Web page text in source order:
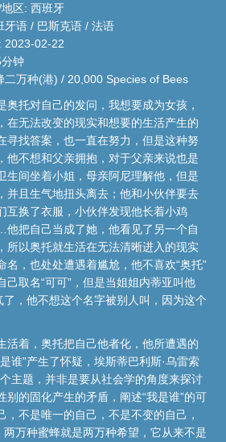
区: 西班牙
牙语 / 巴斯克语 / 法语
2023-02-22
钟
二万种(港) / 20,000 Species of Bees
奥托对自己的发问，我想要成为女孩，
在无法改变的现实和想要的生活产生的
寻找答案，也一直在努力，但是这种努
他不想和父亲拥抱，对于父亲来说也是
生间坐着小姐，母亲阿尼理解他，但是
并且生气地扭头离去；他和小伙伴要去
互换了衣服，小伙伴发现他长着小鸡
把自己当成了她，他看见了另一个自
所以奥托就生活在无法清晰进入的现实
名，也处处遭遇着尴尬，他不喜欢“奥托”
己取名“可可”，但是当姐姐内蒂亚叫他
了，他不想这个名字被别人叫，因为这个
活着，奥托把自己他者化，他所遭遇的
谁”产生了怀疑，埃斯蒂巴利斯·乌雷索
主题，并非是要从社会学的角度来探讨
别的固化产生的矛盾，阐述“我是谁”的可
，不是唯一的自己，不是不变的自己，
两万种蜜蜂就是两万种希望，它从来不是